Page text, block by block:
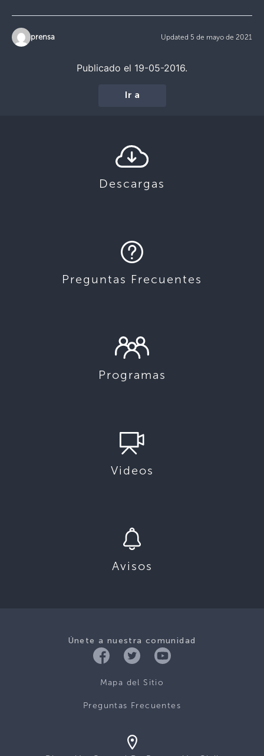
prensa Updated 5 de mayo de 2021
Publicado el 19-05-2016.
Ir a
Descargas
Preguntas Frecuentes
Programas
Videos
Avisos
Únete a nuestra comunidad
Mapa del Sitio
Preguntas Frecuentes